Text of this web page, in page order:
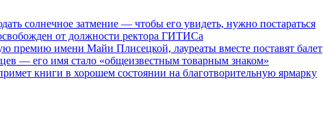
солнечное затмение — чтобы его увидеть, нужно постараться
от должности ректора ГИТИСа
премию имени Майи Плисецкой, лауреаты вместе поставят балет
— его имя стало «общеизвестным товарным знаком»
книги в хорошем состоянии на благотворительную ярмарку